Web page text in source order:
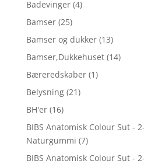
Badevinger (4)
Bamser (25)
Bamser og dukker (13)
Bamser,Dukkehuset (14)
Bæreredskaber (1)
Belysning (21)
BH'er (16)
BIBS Anatomisk Colour Sut -
Naturgummi (7)
BIBS Anatomisk Colour Sut -